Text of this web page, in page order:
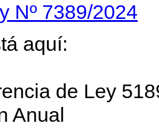
Nº 7389/2024
aquí:
de Ley
Anual